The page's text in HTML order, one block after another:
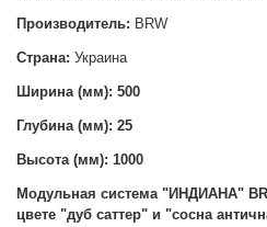
Производитель: BRW
Страна: Украина
Ширина (мм): 500
Глубина (мм): 25
Высота (мм): 1000
Модульная система "ИНДИАНА"
цвете "дуб саттер" и "сосна